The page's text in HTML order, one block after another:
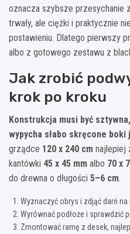
oznacza szybsze przesychanie
trwały, ale ciężki i praktycznie
postawieniu. Dlatego pierwszy
albo z gotowego zestawu z
Jak zrobić
krok po kroku
Konstrukcja musi być
wypycha słabo skręcone
grządce 120 x 240 cm najlepiej
kantówki 45 x 45 mm albo 70 x
do drewna o długości 5–6 cm.
Wyznaczyć obrys i zdjąć darń na
Wyrównać podłoże i sprawdzić
Zmontować ramę z desek,